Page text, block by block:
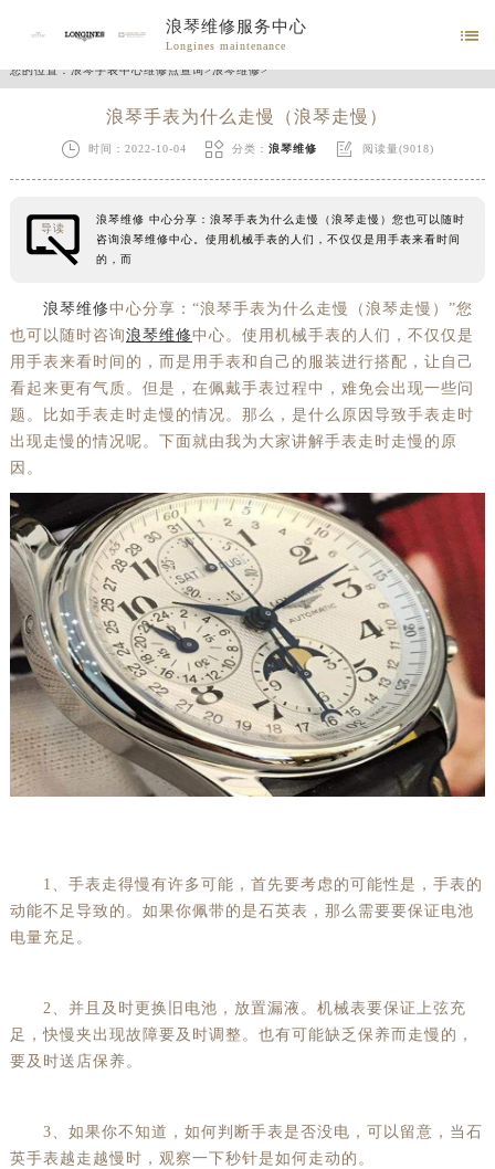
浪琴维修服务中心
Longines maintenance

您的位置：浪琴手表中心维修点查询>浪琴维修>
浪琴手表为什么走慢（浪琴走慢）
 时间：2022-10-04  分类： 浪琴维修  阅读量(9018)
导读
浪琴维修 中心分享：浪琴手表为什么走慢（浪琴走慢）您也可以随时
咨询浪琴维修中心。使用机械手表的人们，不仅仅是用手表来看时间
的，而
浪琴维修中心分享：“浪琴手表为什么走慢（浪琴走慢）”您
也可以随时咨询浪琴维修中心。使用机械手表的人们，不仅仅是
用手表来看时间的，而是用手表和自己的服装进行搭配，让自己
看起来更有气质。但是，在佩戴手表过程中，难免会出现一些问
题。比如手表走时走慢的情况。那么，是什么原因导致手表走时
出现走慢的情况呢。下面就由我为大家讲解手表走时走慢的原
因。
1、手表走得慢有许多可能，首先要考虑的可能性是，手表的
动能不足导致的。如果你佩带的是石英表，那么需要要保证电池
电量充足。
2、并且及时更换旧电池，放置漏液。机械表要保证上弦充
足，快慢夹出现故障要及时调整。也有可能缺乏保养而走慢的，
要及时送店保养。
3、如果你不知道，如何判断手表是否没电，可以留意，当石
英手表越走越慢时，观察一下秒针是如何走动的。